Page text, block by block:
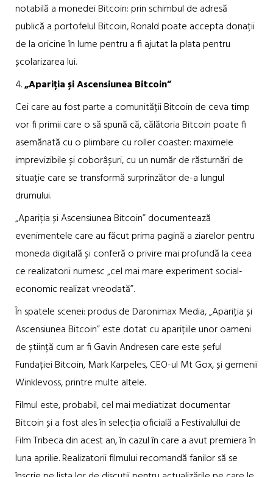
notabilă a monedei Bitcoin: prin schimbul de adresă
publică a portofelul Bitcoin, Ronald poate accepta donații
de la oricine în lume pentru a fi ajutat la plata pentru
școlarizarea lui.
4.„Apariția și Ascensiunea Bitcoin”
Cei care au fost parte a comunității Bitcoin de ceva timp
vor fi primii care o să spună că, călătoria Bitcoin poate fi
asemănată cu o plimbare cu roller coaster: maximele
imprevizibile și coborâșuri, cu un număr de răsturnări de
situație care se transformă surprinzător de-a lungul
drumului.
„Apariția și Ascensiunea Bitcoin” documentează
evenimentele care au făcut prima pagină a ziarelor pentru
moneda digitală și conferă o privire mai profundă la ceea
ce realizatorii numesc „cel mai mare experiment social-
economic realizat vreodată”.
În spatele scenei: produs de Daronimax Media, „Apariția și
Ascensiunea Bitcoin” este dotat cu aparițiile unor oameni
de știință cum ar fi Gavin Andresen care este șeful
Fundației Bitcoin, Mark Karpeles, CEO-ul Mt Gox, și gemenii
Winklevoss, printre multe altele.
Filmul este, probabil, cel mai mediatizat documentar
Bitcoin și a fost ales în selecția oficială a Festivalullui de
Film Tribeca din acest an, în cazul în care a avut premiera în
luna aprilie. Realizatorii filmului recomandă fanilor să se